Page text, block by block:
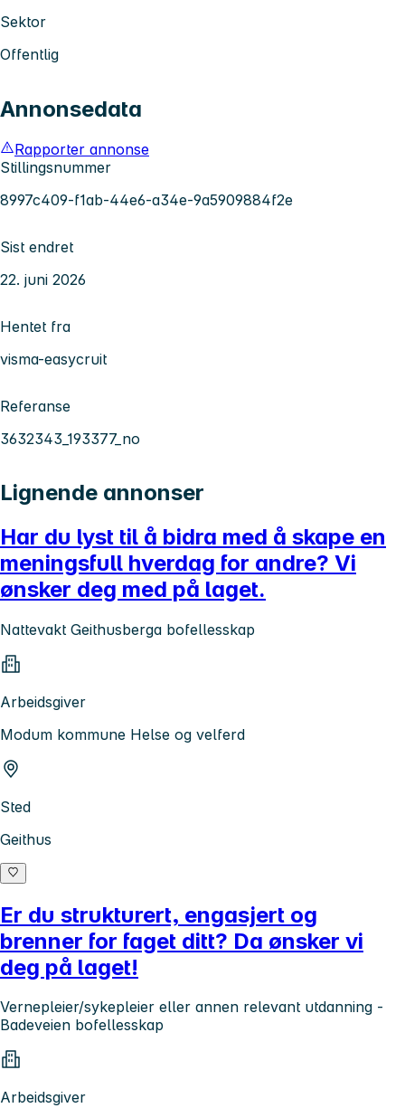
Sektor
Offentlig
Annonsedata
Rapporter annonse
Stillingsnummer
8997c409-f1ab-44e6-a34e-9a5909884f2e
Sist endret
22. juni 2026
Hentet fra
visma-easycruit
Referanse
3632343_193377_no
Lignende annonser
Har du lyst til å bidra med å skape en
meningsfull hverdag for andre? Vi
ønsker deg med på laget.
Nattevakt Geithusberga bofellesskap
Arbeidsgiver
Modum kommune Helse og velferd
Sted
Geithus
Er du strukturert, engasjert og
brenner for faget ditt? Da ønsker vi
deg på laget!
Vernepleier/sykepleier eller annen relevant utdanning -
Badeveien bofellesskap
Arbeidsgiver